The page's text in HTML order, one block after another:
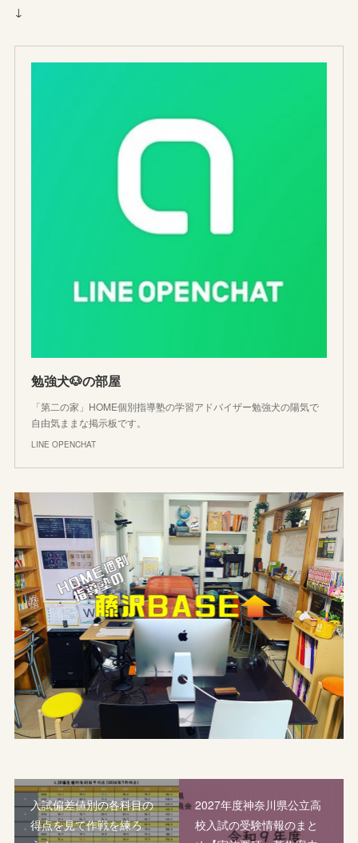
↓
勉強犬🐶の部屋
「第二の家」HOME個別指導塾の学習アドバイザー勉強犬の陽気で
自由気ままな掲示板です。
LINE OPENCHAT
入試偏差値別の各科目の
得点を見て作戦を練ろ
2027年度神奈川県公立高
校入試の受験情報のまと